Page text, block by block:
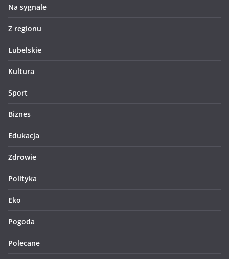
Na sygnale
Z regionu
Lubelskie
Kultura
Sport
Biznes
Edukacja
Zdrowie
Polityka
Eko
Pogoda
Polecane